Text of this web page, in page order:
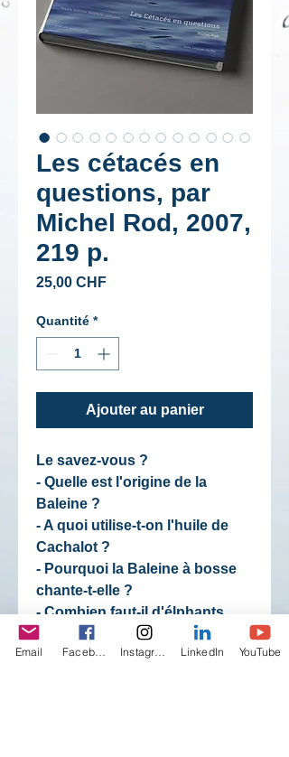
Les cétacés en
questions, par
Michel Rod, 2007,
219 p.
25,00 CHFPrix
Quantité *
Ajouter au panier
Le savez-vous ?
- Quelle est l'origine de la
Baleine ?
- A quoi utilise-t-on l'huile de
Cachalot ?
- Pourquoi la Baleine à bosse
chante-t-elle ?
- Combien faut-il d'élphants
pour faire le poids de la Baleine
bleue ?
Email LinkedIn YouTube